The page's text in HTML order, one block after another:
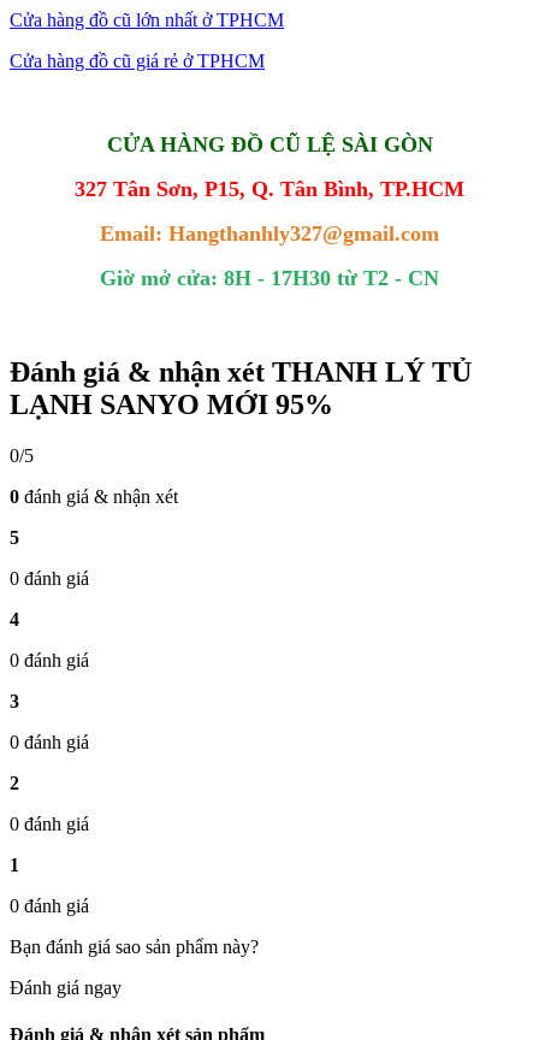
Cửa hàng đồ cũ lớn nhất ở TPHCM
Cửa hàng đồ cũ giá rẻ ở TPHCM
CỬA HÀNG ĐỒ CŨ LỆ SÀI GÒN
327 Tân Sơn, P15, Q. Tân Bình, TP.HCM
Email: Hangthanhly327@gmail.com
Giờ mở cửa: 8H - 17H30 từ T2 - CN
Đánh giá & nhận xét THANH LÝ TỦ
LẠNH SANYO MỚI 95%
0/5
0 đánh giá & nhận xét
5
0 đánh giá
4
0 đánh giá
3
0 đánh giá
2
0 đánh giá
1
0 đánh giá
Bạn đánh giá sao sản phẩm này?
Đánh giá ngay
Đánh giá & nhận xét sản phẩm